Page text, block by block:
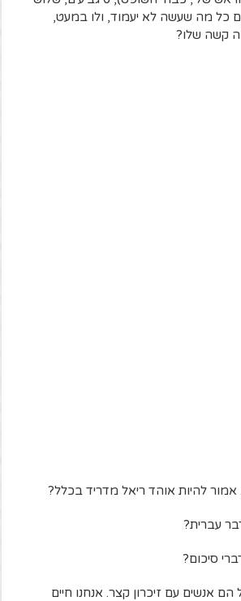
כל מה שעשה לא יעמוד, ולו במעט,
קשה שלו?
להיות אוהד ריאל מדריד בכלל?
עברית?
סיכום?
הם אנשים עם זיכרון קצר. אנחנו חיים